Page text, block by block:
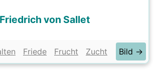
Friedrich von Sallet
Friede Frucht Zucht Bild →